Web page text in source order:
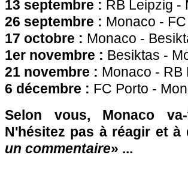
13 septembre : RB Leipzig -
26 septembre : Monaco -
17 octobre : Monaco -
1er novembre : Besiktas -
21 novembre : Monaco - RB
6 décembre : FC Porto -
Selon vous, Monaco
N'hésitez pas à réagir et à
un commentaire» ...